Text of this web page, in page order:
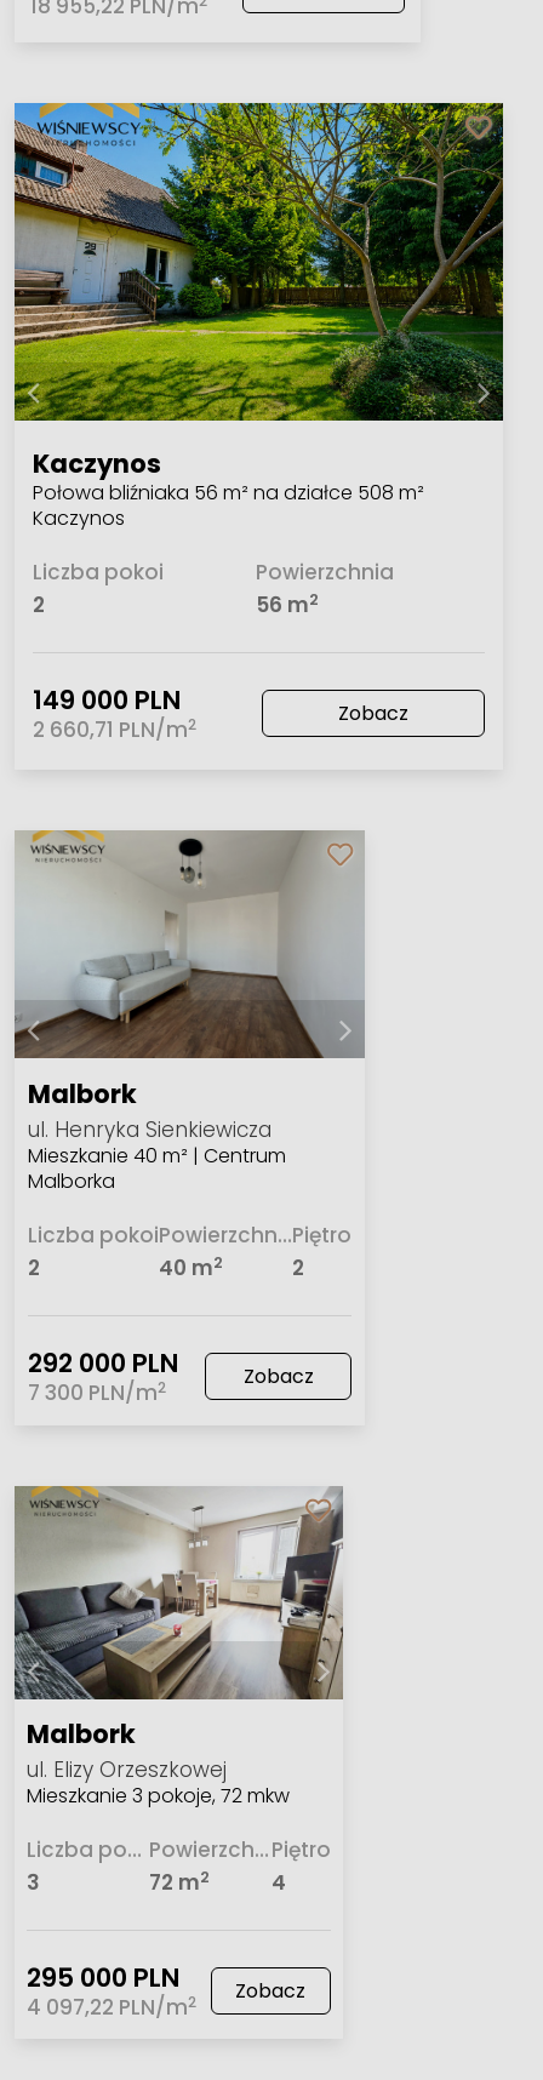
18 955,22 PLN/m
Kaczynos
Połowa bliźniaka 56 m² na działce 508 m²
Kaczynos
Liczba pokoi
2
Powierzchnia
56 m2
149 000 PLN
2 660,71 PLN/m2 Zobacz
Malbork
ul. Henryka Sienkiewicza
Mieszkanie 40 m² | Centrum
Malborka
Liczba pokoi
2
Powierzchnia
40 m2
Piętro
2
292 000 PLN
7 300 PLN/m2 Zobacz
Malbork
ul. Elizy Orzeszkowej
Mieszkanie 3 pokoje, 72 mkw
Liczba pokoi
3
Powierzchnia
72 m2
Piętro
4
295 000 PLN
4 097,22 PLN/m2 Zobacz